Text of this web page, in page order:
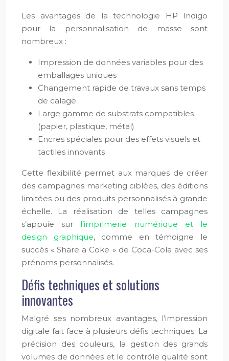
Les avantages de la technologie HP Indigo
pour la personnalisation de masse sont
nombreux :
Impression de données variables pour des
emballages uniques
Changement rapide de travaux sans temps
de calage
Large gamme de substrats compatibles
(papier, plastique, métal)
Encres spéciales pour des effets visuels et
tactiles innovants
Cette flexibilité permet aux marques de créer
des campagnes marketing ciblées, des éditions
limitées ou des produits personnalisés à grande
échelle. La réalisation de telles campagnes
s’appuie sur l’imprimerie numérique et le
design graphique, comme en témoigne le
succès « Share a Coke » de Coca-Cola avec ses
prénoms personnalisés.
Défis techniques et solutions
innovantes
Malgré ses nombreux avantages, l’impression
digitale fait face à plusieurs défis techniques. La
précision des couleurs, la gestion des grands
volumes de données et le contrôle qualité sont